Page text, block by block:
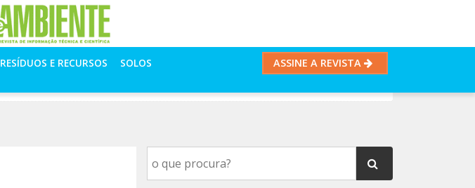
RESÍDUOS E RECURSOS
SOLOS
ASSINE A REVISTA